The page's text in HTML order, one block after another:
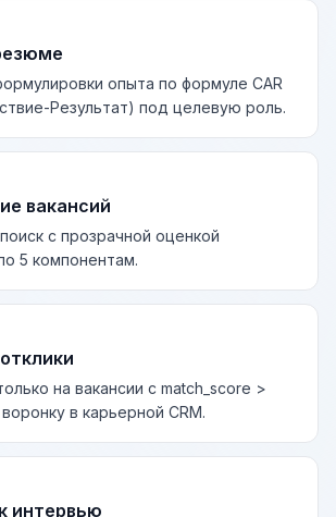
опыта по формуле CAR
Результат) под целевую роль.
вакансий
с прозрачной оценкой
5 компонентам.
на вакансии с match_score >
в карьерной CRM.
интервью